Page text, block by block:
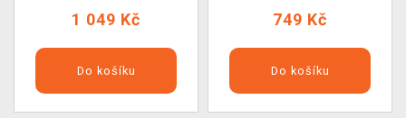
1 049 Kč
Do košíku
749 Kč
Do košíku